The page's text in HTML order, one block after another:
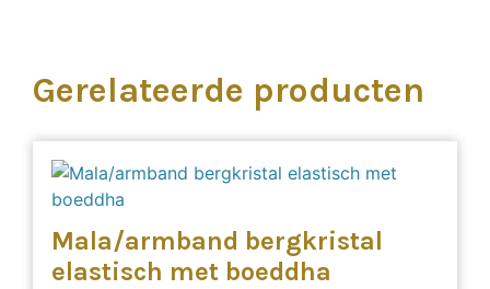
Gerelateerde producten
Mala/armband bergkristal
elastisch met boeddha